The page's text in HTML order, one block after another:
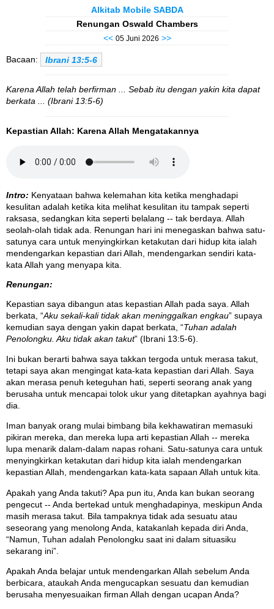
Alkitab Mobile SABDA
Renungan Oswald Chambers
<< 05 Juni 2026 >>
Bacaan: Ibrani 13:5-6
Karena Allah telah berfirman ... Sebab itu dengan yakin kita dapat
berkata ... (Ibrani 13:5-6)
Kepastian Allah: Karena Allah Mengatakannya
Intro: Kenyataan bahwa kelemahan kita ketika menghadapi
kesulitan adalah ketika kita melihat kesulitan itu tampak seperti
raksasa, sedangkan kita seperti belalang -- tak berdaya. Allah
seolah-olah tidak ada. Renungan hari ini menegaskan bahwa satu-
satunya cara untuk menyingkirkan ketakutan dari hidup kita ialah
mendengarkan kepastian dari Allah, mendengarkan sendiri kata-
kata Allah yang menyapa kita.
Renungan:
Kepastian saya dibangun atas kepastian Allah pada saya. Allah
berkata, “Aku sekali-kali tidak akan meninggalkan engkau” supaya
kemudian saya dengan yakin dapat berkata, “Tuhan adalah
Penolongku. Aku tidak akan takut” (Ibrani 13:5-6).
Ini bukan berarti bahwa saya takkan tergoda untuk merasa takut,
tetapi saya akan mengingat kata-kata kepastian dari Allah. Saya
akan merasa penuh keteguhan hati, seperti seorang anak yang
berusaha untuk mencapai tolok ukur yang ditetapkan ayahnya bagi
dia.
Iman banyak orang mulai bimbang bila kekhawatiran memasuki
pikiran mereka, dan mereka lupa arti kepastian Allah -- mereka
lupa menarik dalam-dalam napas rohani. Satu-satunya cara untuk
menyingkirkan ketakutan dari hidup kita ialah mendengarkan
kepastian Allah, mendengarkan kata-kata sapaan Allah untuk kita.
Apakah yang Anda takuti? Apa pun itu, Anda kan bukan seorang
pengecut -- Anda bertekad untuk menghadapinya, meskipun Anda
masih merasa takut. Bila tampaknya tidak ada sesuatu atau
seseorang yang menolong Anda, katakanlah kepada diri Anda,
“Namun, Tuhan adalah Penolongku saat ini dalam situasiku
sekarang ini”.
Apakah Anda belajar untuk mendengarkan Allah sebelum Anda
berbicara, ataukah Anda mengucapkan sesuatu dan kemudian
berusaha menyesuaikan firman Allah dengan ucapan Anda?